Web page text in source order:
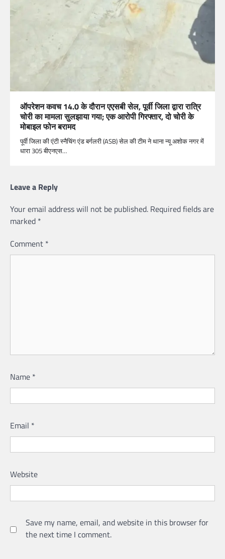
ऑपरेशन कवच 14.0 के दौरान एएसबी सेल, पूर्वी जिला द्वारा रात्रि
चोरी का मामला सुलझाया गया; एक आरोपी गिरफ्तार, दो चोरी के
मोबाइल फोन बरामद
पूर्वी जिला की एंटी स्नैचिंग एंड बर्गलरी (ASB) सेल की टीम ने थाना न्यू अशोक नगर में
धारा 305 बीएनएस…
Leave a Reply
Your email address will not be published. Required fields are
marked *
Comment *
Name *
Email *
Website
Save my name, email, and website in this browser for
the next time I comment.